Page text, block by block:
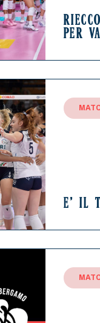
PER
E’ IL